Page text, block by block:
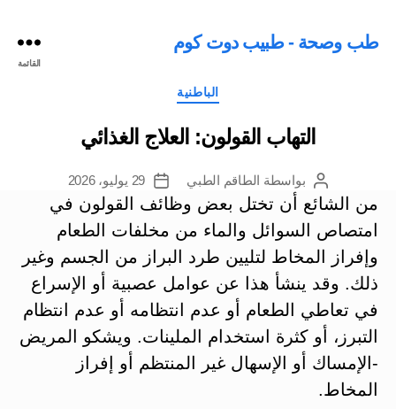
طب وصحة - طبيب دوت كوم
القائمة
التصنيفات
الباطنية
التهاب القولون: العلاج الغذائي
كاتب
المقالة
بواسطة الطاقم الطبي
تاريخ
المقالة
29 يوليو، 2026
من الشائع أن تختل بعض وظائف القولون في
امتصاص السوائل والماء من مخلفات الطعام
وإفراز المخاط لتليين طرد البراز من الجسم وغير
ذلك. وقد ينشأ هذا عن عوامل عصبية أو الإسراع
في تعاطي الطعام أو عدم انتظامه أو عدم انتظام
التبرز، أو كثرة استخدام الملينات. ويشكو المريض
-الإمساك أو الإسهال غير المنتظم أو إفراز
المخاط.